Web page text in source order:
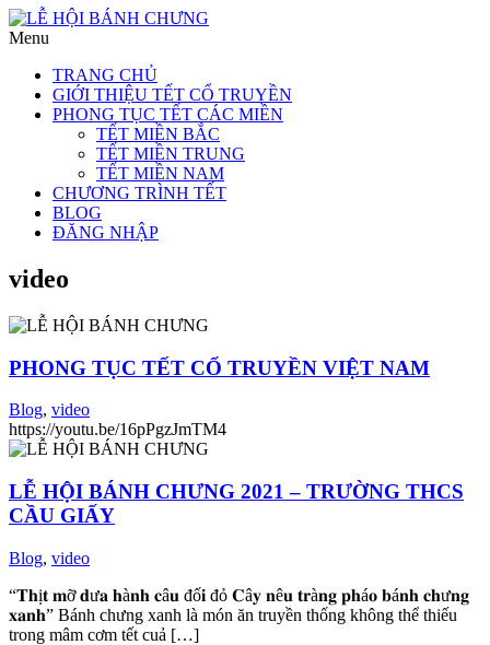
Menu
TRANG CHỦ
GIỚI THIỆU TẾT CỔ TRUYỀN
PHONG TỤC TẾT CÁC MIỀN
TẾT MIỀN BẮC
TẾT MIỀN TRUNG
TẾT MIỀN NAM
CHƯƠNG TRÌNH TẾT
BLOG
ĐĂNG NHẬP
video
PHONG TỤC TẾT CỔ TRUYỀN VIỆT NAM
Blog, video
https://youtu.be/16pPgzJmTM4
LỄ HỘI BÁNH CHƯNG 2021 – TRƯỜNG THCS
CẦU GIẤY
Blog, video
“𝐓𝐡ị𝐭 𝐦ỡ 𝐝ư𝐚 𝐡à𝐧𝐡 𝐜â𝐮 đố𝐢 đỏ 𝐂â𝐲 𝐧ê𝐮 𝐭𝐫à𝐧𝐠 𝐩𝐡á𝐨 𝐛á𝐧𝐡 𝐜𝐡ư𝐧𝐠
𝐱𝐚𝐧𝐡” Bánh chưng xanh là món ăn truyền thống không thể thiếu
trong mâm cơm tết cuả […]